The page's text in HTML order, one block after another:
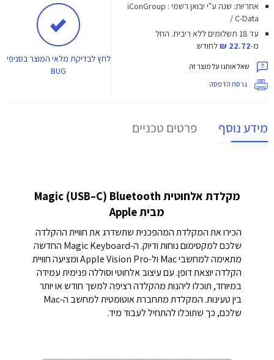
אחריות: שנה ע"י יבואן רשמי : iConGroup
/ C-Data
עד 18 תשלומים ללא ריבית.
החל
מ-22.72 ₪ לחודש.
שאל אותנו על מוצר זה
גרסת הדפסה
לחץלבדיקת מלאי המוצר בסניפי
BUG
מידע נוסף פרטים טכניים
מקלדת אלחוטית Magic (USB–C) Bluetooth
מבית Apple
הכירו את המקלדת המהפכנית שתשדרג את חוויית ההקלדה
שלכם למקסימום נוחות ודיוק. ה-Magic Keyboard החדשה
מתאימה למחשבי Mac ול-Apple Vision Pro ומציעה חוויית
הקלדה יוצאת דופן. עם עיצוב אלחוטי וסוללה פנימית עמידה
במיוחד, תוכלו ליהנות מהקלדה רציפה למשך חודש או יותר
בין טעינות. המקלדת מתחברת אוטומטית למחשב ה-Mac
שלכם, כך שתוכלו להתחיל לעבוד מיד.